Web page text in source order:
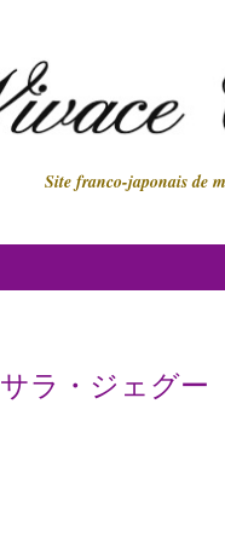
Site franco-japonais de
サラ・ジェグー